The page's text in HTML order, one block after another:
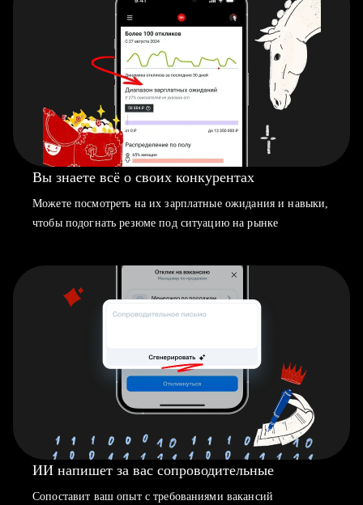
Вы знаете всё о своих конкурентах
Можете посмотреть на их зарплатные ожидания и навыки,
чтобы подогнать резюме под ситуацию на рынке
ИИ напишет за вас сопроводительные
Сопоставит ваш опыт с требованиями вакансий